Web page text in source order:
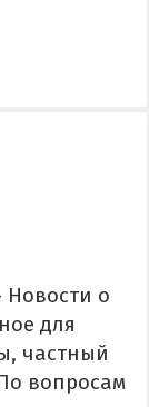
Новости о
для
частный
вопросам